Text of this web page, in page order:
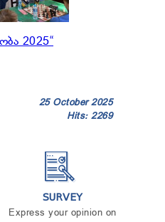
25 October 2025
Hits: 2269
SURVEY
Express your opinion on